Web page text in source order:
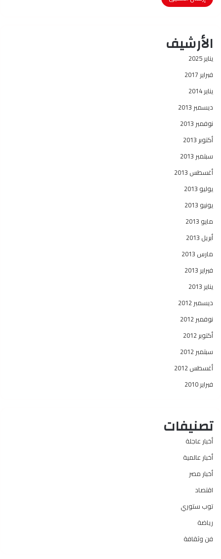
الأرشيف
يناير 2025
فبراير 2017
يناير 2014
ديسمبر 2013
نوفمبر 2013
أكتوبر 2013
سبتمبر 2013
أغسطس 2013
يوليو 2013
يونيو 2013
مايو 2013
أبريل 2013
مارس 2013
فبراير 2013
يناير 2013
ديسمبر 2012
نوفمبر 2012
أكتوبر 2012
سبتمبر 2012
أغسطس 2012
فبراير 2010
تصنيفات
أخبار عاجلة
أخبار عالمية
أخبار مصر
اقتصاد
توب ستوري
رياضة
فن وثقافة